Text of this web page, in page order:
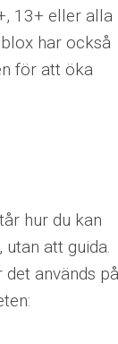
13+ eller alla
har också
för att öka
hur du kan
att guida.
används på